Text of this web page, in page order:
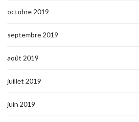
octobre 2019
septembre 2019
août 2019
juillet 2019
juin 2019